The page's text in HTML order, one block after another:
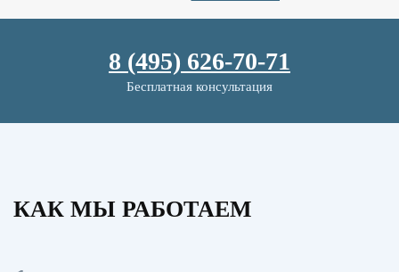
8 (495) 626-70-71
Бесплатная консультация
КАК МЫ РАБОТАЕМ